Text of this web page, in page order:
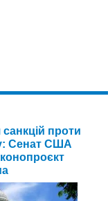
проти
Сенат США